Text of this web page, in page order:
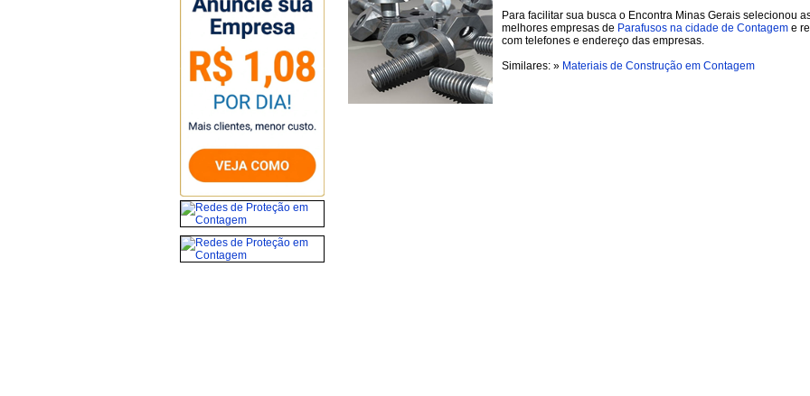
Para facilitar sua busca o Encontra Minas Gerais selecionou
melhores empresas de Parafusos na cidade de Contagem e
com telefones e endereço das empresas.
Similares: » Materiais de Construção em Contagem